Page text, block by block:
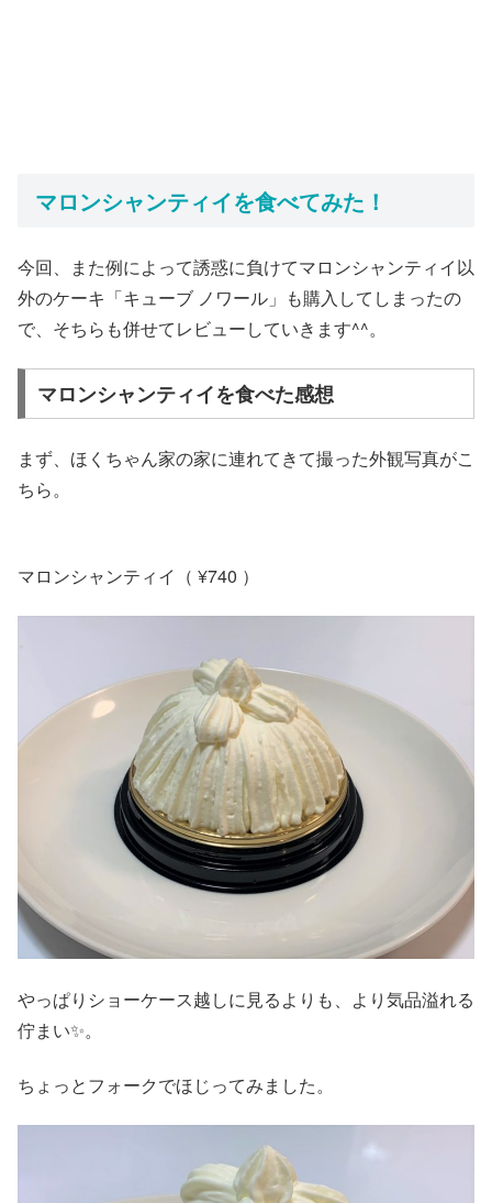
マロンシャンティイを食べてみた！
今回、また例によって誘惑に負けてマロンシャンティイ以
外のケーキ「キューブ ノワール」も購入してしまったの
で、そちらも併せてレビューしていきます^^。
マロンシャンティイを食べた感想
まず、ほくちゃん家の家に連れてきて撮った外観写真がこ
ちら。
マロンシャンティイ（ ¥740 ）
やっぱりショーケース越しに見るよりも、より気品溢れる
佇まい✨。
ちょっとフォークでほじってみました。